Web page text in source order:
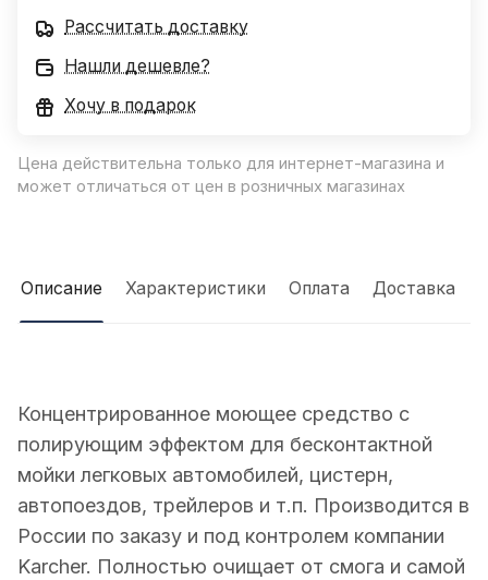
Рассчитать доставку
Нашли дешевле?
Хочу в подарок
Цена действительна только для интернет-магазина и
может отличаться от цен в розничных магазинах
Описание Характеристики Оплата Доставка
Концентрированное моющее средство с
полирующим эффектом для бесконтактной
мойки легковых автомобилей, цистерн,
автопоездов, трейлеров и т.п. Производится в
России по заказу и под контролем компании
Karcher. Полностью очищает от смога и самой